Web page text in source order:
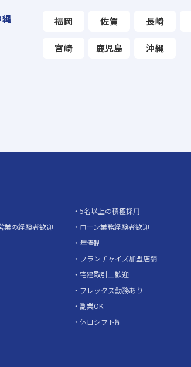
縄 福岡 佐賀 長崎
宮崎 鹿児島 沖縄
5名以上の積極採用
業の経験者歓迎 ローン業務経験者歓迎
年俸制
フランチャイズ加盟店舗
宅建取引士歓迎
フレックス勤務あり
副業OK
休日シフト制